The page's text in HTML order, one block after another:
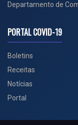
Departamento de
PORTAL COVID-19
Boletins
Receitas
Notícias
Portal